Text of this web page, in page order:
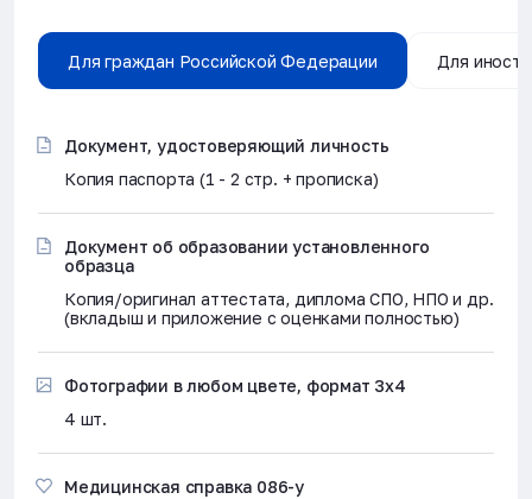
Для граждан Российской Федерации Для
Документ, удостоверяющий личность
Копия паспорта (1 - 2 стр. + прописка)
Документ об образовании установленного
образца
Копия/оригинал аттестата, диплома СПО, НПО и др.
(вкладыш и приложение с оценками полностью)
Фотографии в любом цвете, формат 3х4
4 шт.
Медицинская справка 086-у